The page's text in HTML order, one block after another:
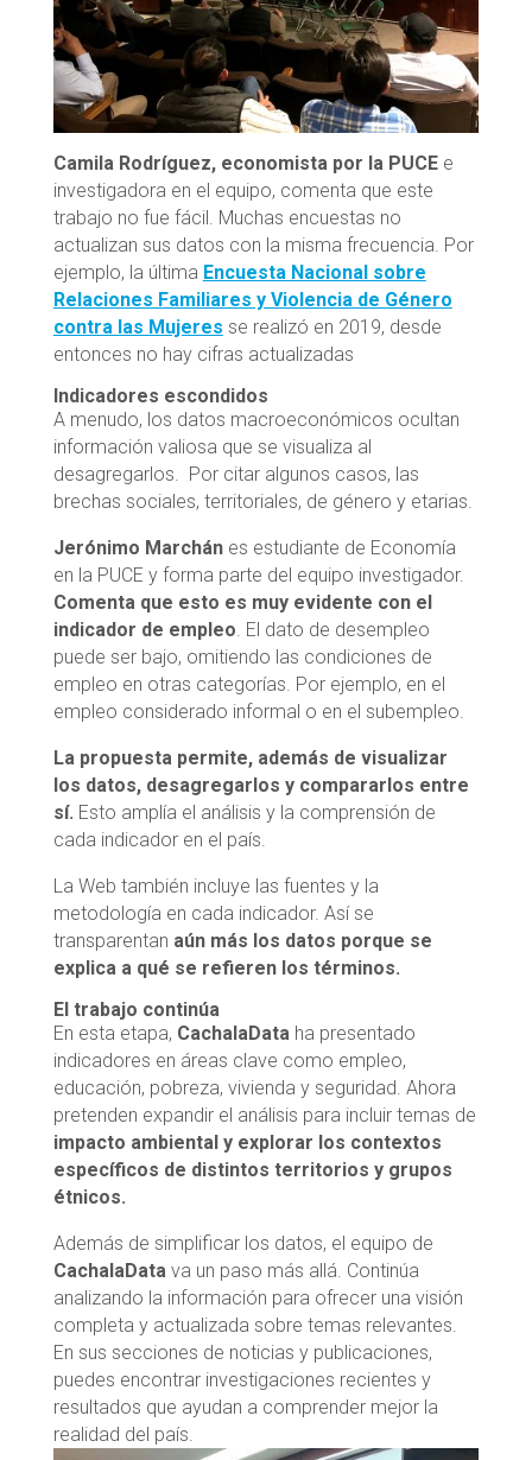
Camila Rodríguez, economista por la PUCEe
investigadora en el equipo, comenta que este
trabajo no fue fácil. Muchas encuestas no
actualizan sus datos con la misma frecuencia. Por
ejemplo, la última Encuesta Nacional sobre
Relaciones Familiares y Violencia de Género
contra las Mujeres se realizó en 2019, desde
entonces no hay cifras actualizadas
Indicadores escondidos
A menudo, los datos macroeconómicos ocultan
información valiosa que se visualiza al
desagregarlos. Por citar algunos casos, las
brechas sociales, territoriales, de género y etarias.
Jerónimo Marchánes estudiante de Economía
en la PUCE y forma parte del equipo investigador.
Comenta que esto es muy evidente con el
indicador de empleo. El dato de desempleo
puede ser bajo, omitiendo las condiciones de
empleo en otras categorías. Por ejemplo, en el
empleo considerado informal o en el subempleo.
La propuesta permite, además de visualizar
los datos, desagregarlos y compararlos entre
sí. Esto amplía el análisis y la comprensión de
cada indicador en el país.
La Web también incluye las fuentes y la
metodología en cada indicador. Así se
transparentan aún más los datos porque se
explica a qué se refieren los términos.
El trabajo continúa
En esta etapa, CachalaDataha presentado
indicadores en áreas clave como empleo,
educación, pobreza, vivienda y seguridad. Ahora
pretenden expandir el análisis para incluir temas de
impacto ambiental y explorar los contextos
específicos de distintos territorios y grupos
étnicos.
Además de simplificar los datos, el equipo de
CachalaDatava un paso más allá. Continúa
analizando la información para ofrecer una visión
completa y actualizada sobre temas relevantes.
En sus secciones de noticias y publicaciones,
puedes encontrar investigaciones recientes y
resultados que ayudan a comprender mejor la
realidad del país.